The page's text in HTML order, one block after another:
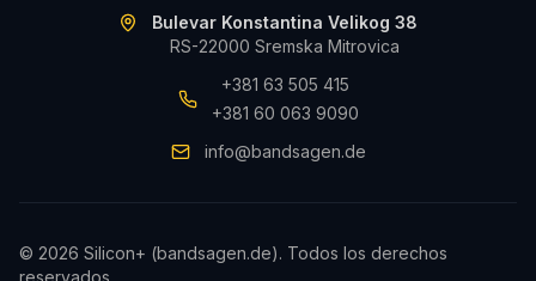
Bulevar Konstantina Velikog 38
RS-22000 Sremska Mitrovica
+381 63 505 415
+381 60 063 9090
info@bandsagen.de
© 2026 Silicon+ (bandsagen.de). Todos los derechos
reservados.